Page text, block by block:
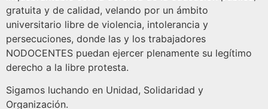
gratuita y de calidad, velando por un ámbito
universitario libre de violencia, intolerancia y
persecuciones, donde las y los trabajadores
NODOCENTES puedan ejercer plenamente su legítimo
derecho a la libre protesta.
Sigamos luchando en Unidad, Solidaridad y
Organización.